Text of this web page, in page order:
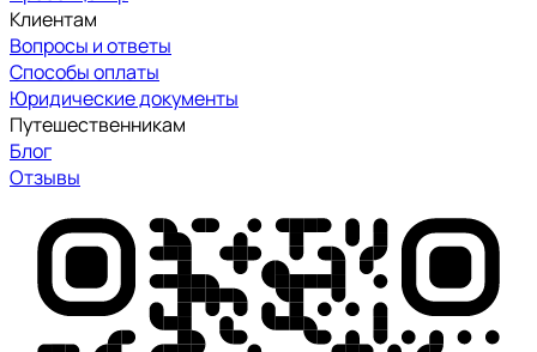
Клиентам
Вопросы и ответы
Способы оплаты
Юридические документы
Путешественникам
Блог
Отзывы